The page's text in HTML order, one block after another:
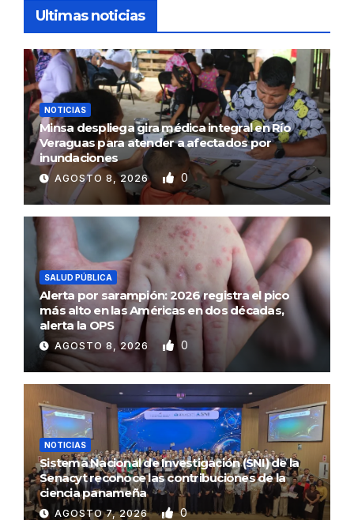
Ultimas noticias
NOTICIAS
Minsa despliega gira médica integral en Río
Veraguas para atender a afectados por
inundaciones
AGOSTO 8, 2026 0
SALUD PÚBLICA
Alerta por sarampión: 2026 registra el pico
más alto en las Américas en dos décadas,
alerta la OPS
AGOSTO 8, 2026 0
NOTICIAS
Sistema Nacional de Investigación (SNI) de la
Senacyt reconoce las contribuciones de la
ciencia panameña
AGOSTO 7, 2026 0